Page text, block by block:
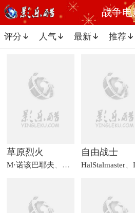
战争电
评分  人气 最新 推荐
草原烈火
M·诺该巴耶夫 B·马卡洛夫、H·格列
自由战士
HalStalmaster、